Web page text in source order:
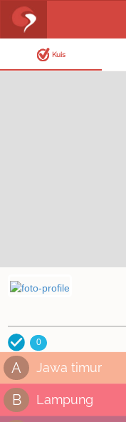
Kuis
0
A Jawa timur
B Lampung